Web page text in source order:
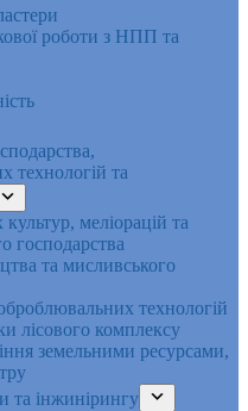
роботи з НПП та
технологій та
меліорацій та
господарства
та мисливського
технологій
лісового комплексу
земельними ресурсами,
та інжинірингу